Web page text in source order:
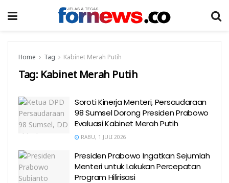
Home Tag Kabinet Merah Putih
Tag: Kabinet Merah Putih
Soroti Kinerja Menteri, Persaudaraan
98 Sumsel Dorong Presiden Prabowo
Evaluasi Kabinet Merah Putih
RABU, 1 JULI 2026
Presiden Prabowo Ingatkan Sejumlah
Menteri untuk Lakukan Percepatan
Program Hilirisasi